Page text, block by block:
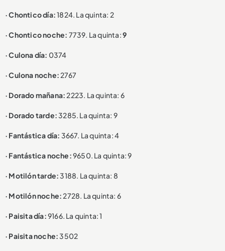
· Chontico día:1824. La quinta: 2
· Chontico noche: 7739. La quinta:9
· Culona día: 0374
· Culona noche: 2767
· Dorado mañana: 2223. La quinta: 6
· Dorado tarde: 3285. La quinta: 9
· Fantástica día: 3667. La quinta: 4
· Fantástica noche:9650. La quinta: 9
· Motilón tarde: 3188. La quinta: 8
· Motilón noche: 2728. La quinta: 6
· Paisita día:9166. La quinta: 1
· Paisita noche: 3502